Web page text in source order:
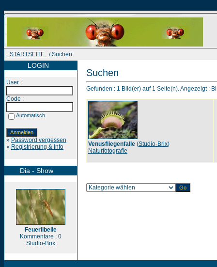
STARTSEITE / Suchen
LOGIN
User :
Code :
Automatisch
» Password vergessen
» Registrierung & Info
Dia - Show
Feuerlibelle
Kommentare : 0
Studio-Brix
Suchen
Gefunden : 1 Bild(er) auf 1 Seite(n). Angezeigt :
Venusfliegenfalle (Studio-Brix)
Naturfotografie